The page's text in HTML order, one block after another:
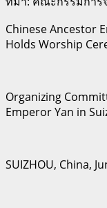
Chinese Ancestor
Holds Worship
Organizing
Emperor Yan in
SUIZHOU, China,